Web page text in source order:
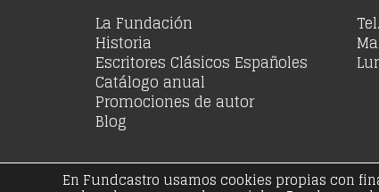
La Fundación
Historia
Escritores Clásicos Españoles
Catálogo anual
Promociones de autor
Blog
En Fundcastro usamos cookies propias con